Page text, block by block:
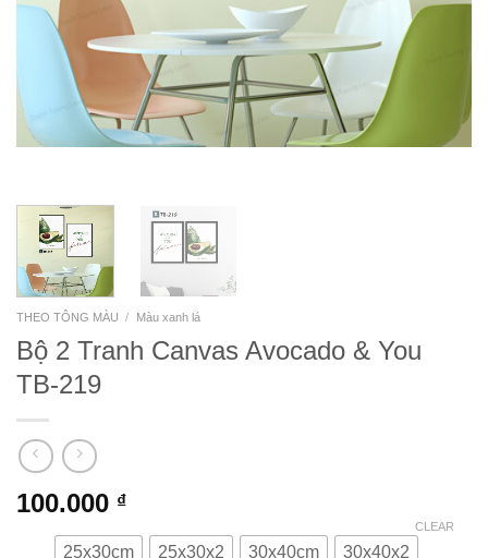
THEO TÔNG MÀU / Màu xanh lá
Bộ 2 Tranh Canvas Avocado & You
TB-219
100.000 ₫
25x30cm 25x30x2 30x40cm 30x40x2
CLEAR